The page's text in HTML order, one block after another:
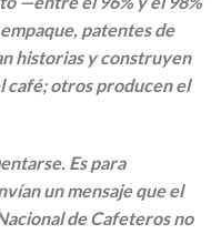
patentes de
historias y construyen
café; otros producen el
Es para
un mensaje que el
de Cafeteros no